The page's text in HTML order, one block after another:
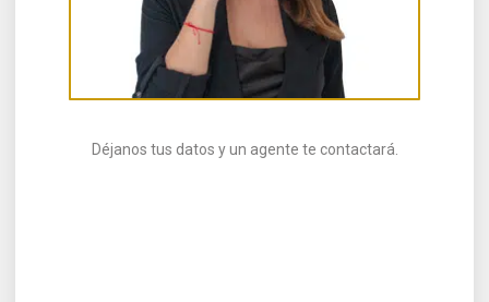
Déjanos tus datos y un agente te contactará.